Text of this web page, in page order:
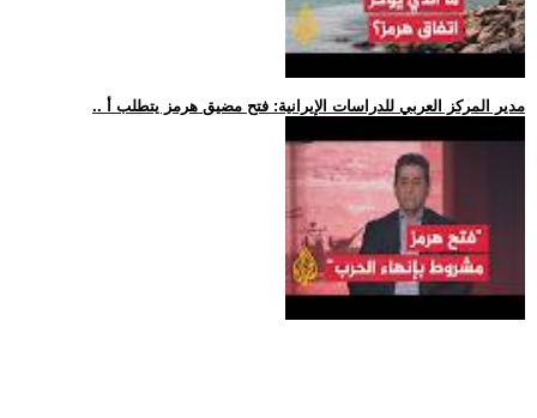
.. مدير المركز العربي للدراسات الإيرانية: فتح مضيق هرمز يتطلب أ